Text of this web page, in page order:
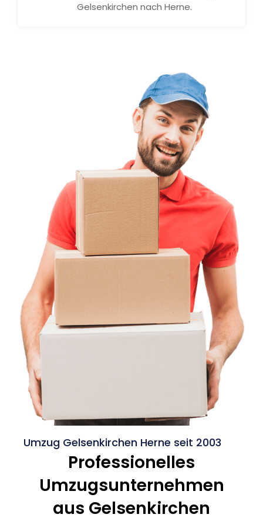
Gelsenkirchen nach Herne.
Umzug Gelsenkirchen Herne seit 2003
Professionelles
Umzugsunternehmen
aus Gelsenkirchen